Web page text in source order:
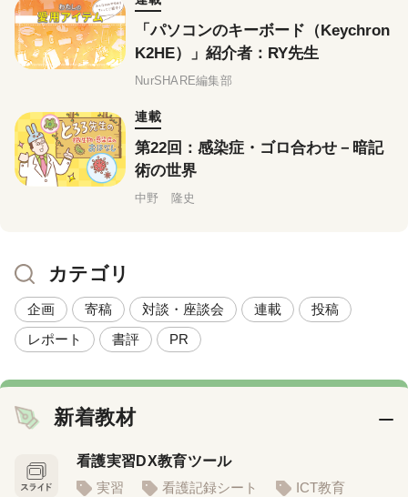
「パソコンのキーボード（Keychron
K2HE）」紹介者：RY先生
NurSHARE編集部
連載
第22回：感染症・ゴロ合わせ－暗記
術の世界
中野 隆史
カテゴリ
企画 寄稿 対談・座談会 連載
投稿
レポート
書評 PR
新着教材
看護実習DX教育ツール
実習
看護記録シート ICT教育